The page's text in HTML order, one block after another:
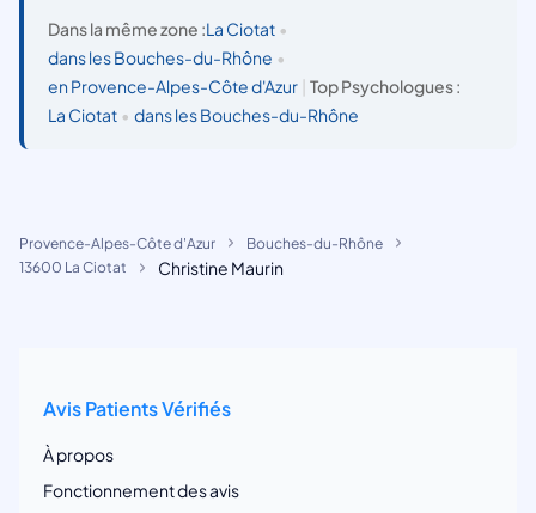
Dans la même zone :La Ciotat •
dans les Bouches-du-Rhône •
en Provence-Alpes-Côte d'Azur
Top Psychologues :
La Ciotat • dans les Bouches-du-Rhône
Provence-Alpes-Côte d'Azur
Bouches-du-Rhône
13600 La Ciotat
Christine Maurin
Avis Patients Vérifiés
À propos
Fonctionnement des avis